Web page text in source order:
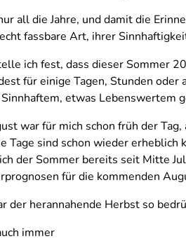
all die Jahre, und damit die
fassbare Art, ihrer
ich fest, dass dieser Sommer
für einige Tagen, Stunden oder
etwas Lebenswertem
war für mich schon früh der
Tage sind schon wieder erheblich
der Sommer bereits seit Mitte
für die kommenden
der herannahende Herbst so
immer